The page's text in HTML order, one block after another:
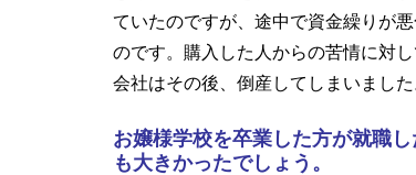
ていたのですが、途中で資金繰りが
のです。購入した人からの苦情に対
会社はその後、倒産してしまいました
お嬢様学校を卒業した方が就職
も大きかったでしょう。